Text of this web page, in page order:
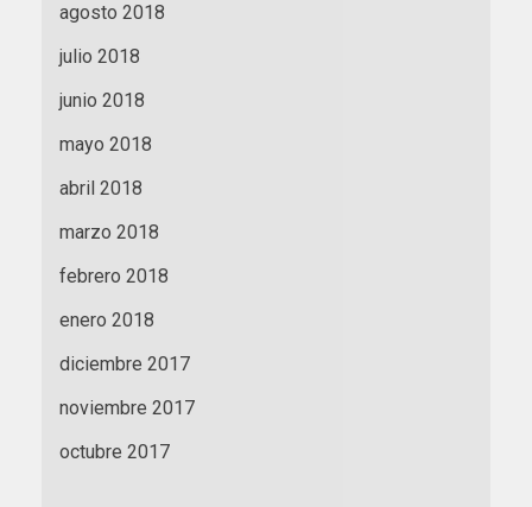
agosto 2018
julio 2018
junio 2018
mayo 2018
abril 2018
marzo 2018
febrero 2018
enero 2018
diciembre 2017
noviembre 2017
octubre 2017